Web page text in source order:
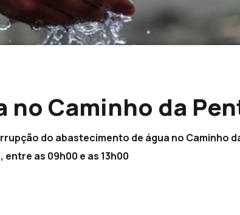
no Caminho da
do abastecimento de água no Caminho
as 09h00 e as 13h00